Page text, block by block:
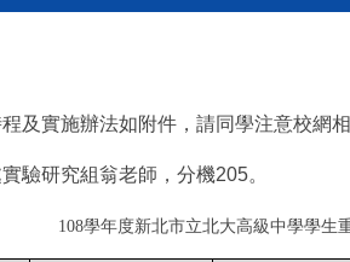
及實施辦法如附件，請同學注意校網相
驗研究組翁老師，分機205。
108學年度新北市立北大高級中學學生